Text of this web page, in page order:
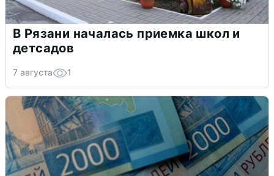
В Рязани началась приемка школ и
детсадов
7 августа 1